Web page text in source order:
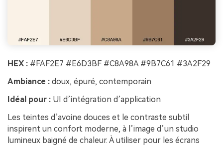
HEX : #FAF2E7 #E6D3BF #C8A98A #9B7C61 #3A2F29
Ambiance : doux, épuré, contemporain
Idéal pour : UI d’intégration d’application
Les teintes d’avoine douces et le contraste subtil
inspirent un confort moderne, à l’image d’un studio
lumineux baigné de chaleur. À utiliser pour les écrans